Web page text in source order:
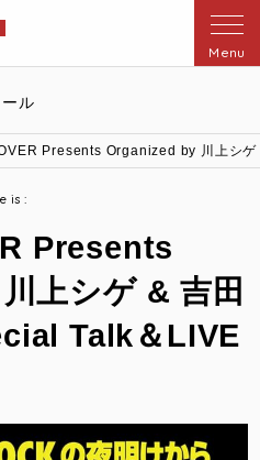
Menu
ル
Presents Organized by 川上シ
is :
Presents
上シゲ & 吉田
Talk＆LIVE